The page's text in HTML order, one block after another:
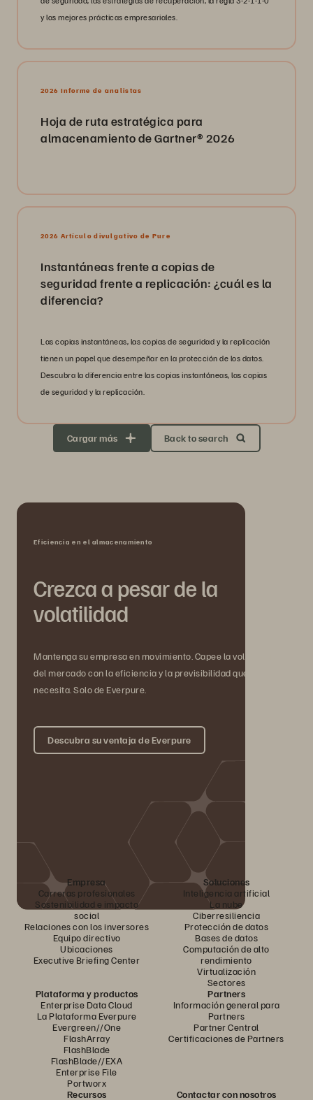
y las mejores prácticas empresariales.
2026 Informe de analistas
Hoja de ruta estratégica para
almacenamiento de Gartner® 2026
2026 Artículo divulgativo de Pure
Instantáneas frente a copias de
seguridad frente a replicación: ¿cuál es la
diferencia?
Las copias instantáneas, las copias de seguridad y la replicación
tienen un papel que desempeñar en la protección de los datos.
Descubra la diferencia entre las copias instantáneas, las copias
de seguridad y la replicación.
Cargar más Back to search
Eficiencia en el almacenamiento
Crezca a pesar de la
volatilidad
Mantenga su empresa en movimiento. Capee la volatilidad
del mercado con la eficiencia y la previsibilidad que
necesita. Solo de Everpure.
Descubra su ventaja de Everpure
Empresa
Carreras profesionales
Sostenibilidad e impacto
social
Relaciones con los inversores
Equipo directivo
Ubicaciones
Executive Briefing Center
Soluciones
Inteligencia artificial
La nube
Ciberresiliencia
Protección de datos
Bases de datos
Computación de alto
rendimiento
Virtualización
Sectores
Plataforma y productos
Enterprise Data Cloud
La Plataforma Everpure
Evergreen//One
FlashArray
FlashBlade
FlashBlade//EXA
Enterprise File
Portworx
Partners
Información general para
Partners
Partner Central
Certificaciones de Partners
Recursos
Contactar con nosotros